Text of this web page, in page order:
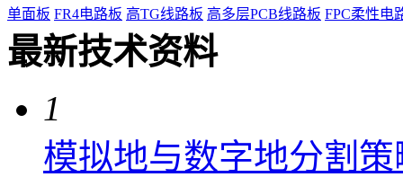
单面板 FR4电路板 高TG线路板 高多层PCB线路板 FPC柔性电
最新技术资料
1
模拟地与数字地分割